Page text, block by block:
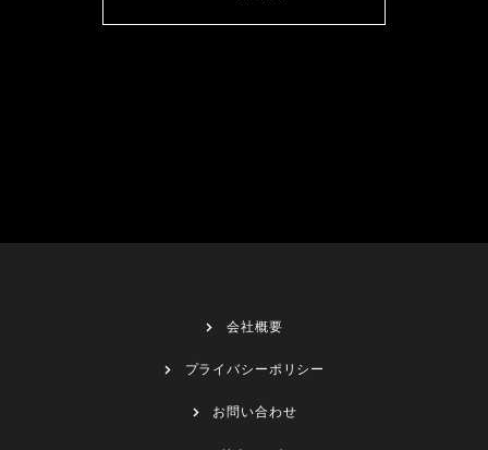
会社概要
プライバシーポリシー
お問い合わせ